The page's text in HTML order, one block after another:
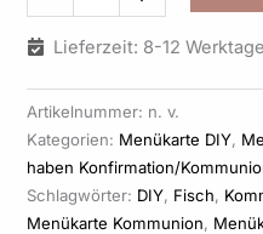
Lieferzeit: 8-12 Werktage
Artikelnummer: n. v.
Kategorien: Menükarte DIY,
haben Konfirmation/
Schlagwörter: DIY, Fisch,
Menükarte Kommunion,